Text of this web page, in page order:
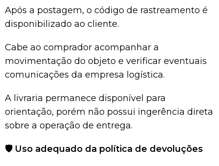
Após a postagem, o código de rastreamento é
disponibilizado ao cliente.
Cabe ao comprador acompanhar a
movimentação do objeto e verificar eventuais
comunicações da empresa logística.
A livraria permanece disponível para
orientação, porém não possui ingerência direta
sobre a operação de entrega.
🛡️Uso adequado da política de devoluções